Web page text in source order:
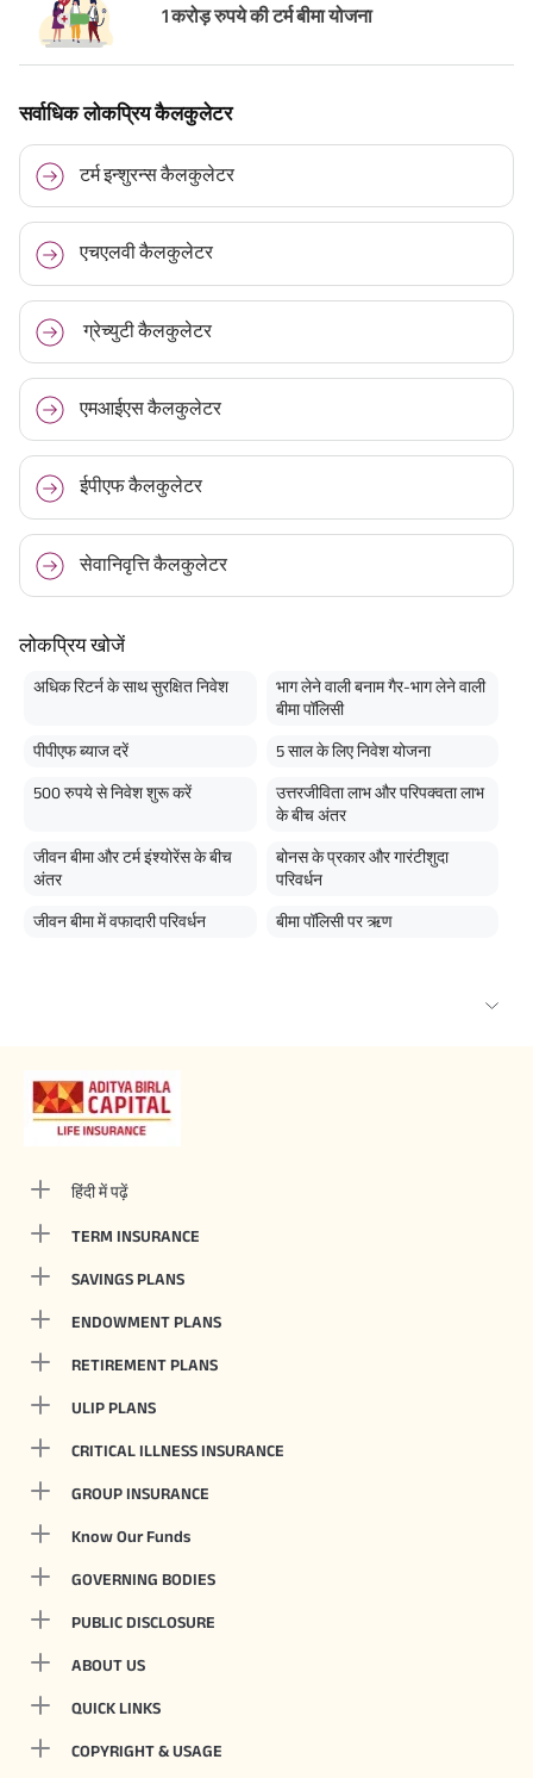
1 करोड़ रुपये की टर्म बीमा योजना
सर्वाधिक लोकप्रिय कैलकुलेटर
टर्म इन्शुरन्स कैलकुलेटर
एचएलवी कैलकुलेटर
ग्रेच्युटी कैलकुलेटर
एमआईएस कैलकुलेटर
ईपीएफ कैलकुलेटर
सेवानिवृत्ति कैलकुलेटर
लोकप्रिय खोजें
अधिक रिटर्न के साथ सुरक्षित निवेश
भाग लेने वाली बनाम गैर-भाग लेने वाली
बीमा पॉलिसी
पीपीएफ ब्याज दरें 5 साल के लिए निवेश योजना
500 रुपये से निवेश शुरू करें
उत्तरजीविता लाभ और परिपक्वता लाभ
के बीच अंतर
जीवन बीमा और टर्म इंश्योरेंस के बीच
अंतर
बोनस के प्रकार और गारंटीशुदा
परिवर्धन
जीवन बीमा में वफादारी परिवर्धन बीमा पॉलिसी पर ऋण
हिंदी में पढ़ें
TERM INSURANCE
SAVINGS PLANS
ENDOWMENT PLANS
RETIREMENT PLANS
ULIP PLANS
CRITICAL ILLNESS INSURANCE
GROUP INSURANCE
Know Our Funds
GOVERNING BODIES
PUBLIC DISCLOSURE
ABOUT US
QUICK LINKS
COPYRIGHT & USAGE